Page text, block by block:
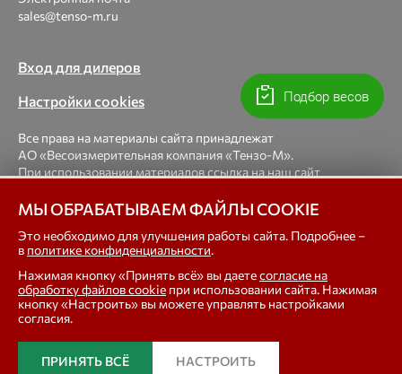
sales@tenso-m.ru
Вход для дилеров
Настройки cookies
Все права на материалы сайта принадлежат
АО «Весоизмерительная компания «Тензо-М».
При использовании материалов ссылка на наш сайт
© 1998-2026 Весоизмерительная компания «Тензо-М» —
платформенные, крановые, вагонные, бункерные,
автомобильные весы, весовые дозаторы для фасовки,
тензодатчики
МЫ ОБРАБАТЫВАЕМ ФАЙЛЫ COOKIE
Это необходимо для улучшения работы сайта. Подробнее –
в политике конфиденциальности.
Нажимая кнопку «Принять всё» вы даетесогласие на
обработку файлов cookie при использовании сайта. Нажимая
кнопку «Настроить» вы можете управлять настройками
согласия.
ПРИНЯТЬ ВСЁ НАСТРОИТЬ
Подбор весов